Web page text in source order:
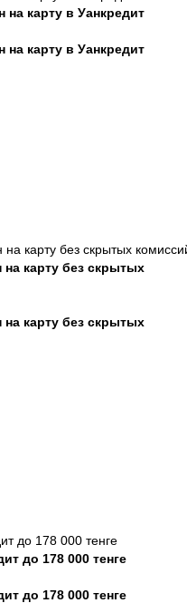
карту в Уанкредит
карту в Уанкредит
карту без скрытых
карту без скрытых
до 178 000 тенге
до 178 000 тенге